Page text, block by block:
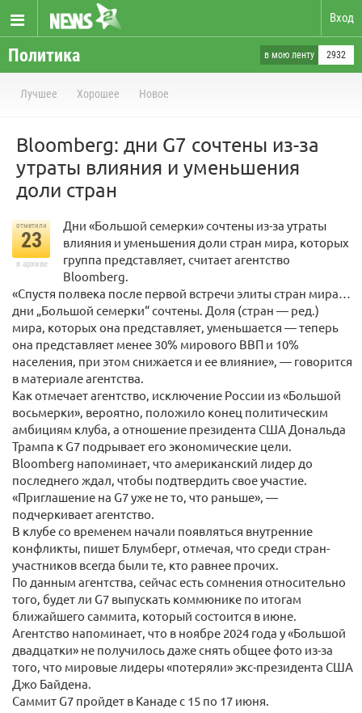
Вход
Политика в мою ленту 2932
Лучшее Хорошее Новое
Bloomberg: дни G7 сочтены из-за
утраты влияния и уменьшения
доли стран
отметили
23
в архиве
Дни «Большой семерки» сочтены из-за утраты
влияния и уменьшения доли стран мира, которых
группа представляет, считает агентство
Bloomberg.
«Спустя полвека после первой встречи элиты стран мира…
дни „Большой семерки“ сочтены. Доля (стран — ред.)
мира, которых она представляет, уменьшается — теперь
она представляет менее 30% мирового ВВП и 10%
населения, при этом снижается и ее влияние», — говорится
в материале агентства.
Как отмечает агентство, исключение России из «Большой
восьмерки», вероятно, положило конец политическим
амбициям клуба, а отношение президента США Дональда
Трампа к G7 подрывает его экономические цели.
Bloomberg напоминает, что американский лидер до
последнего ждал, чтобы подтвердить свое участие.
«Приглашение на G7 уже не то, что раньше», —
подчеркивает агентство.
В клубе со временем начали появляться внутренние
конфликты, пишет Блумберг, отмечая, что среди стран-
участников всегда были те, кто равнее прочих.
По данным агентства, сейчас есть сомнения относительно
того, будет ли G7 выпускать коммюнике по итогам
ближайшего саммита, который состоится в июне.
Агентство напоминает, что в ноябре 2024 года у «Большой
двадцатки» не получилось даже снять общее фото из-за
того, что мировые лидеры «потеряли» экс-президента США
Джо Байдена.
Саммит G7 пройдет в Канаде с 15 по 17 июня.